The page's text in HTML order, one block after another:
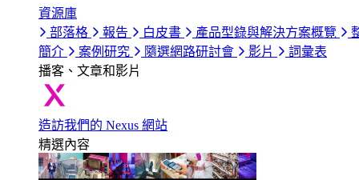
資源庫
部落格
報告 白皮書 產品型錄與解決方案概覽
簡介
案例研究 隨選網路研討會 影片
詞彙表
播客、文章和影片
造訪我們的 Nexus 網站
精選內容